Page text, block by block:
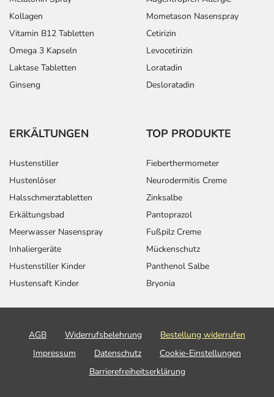
Kollagen
Vitamin B12 Tabletten
Omega 3 Kapseln
Laktase Tabletten
Ginseng
Mometason Nasenspray
Cetirizin
Levocetirizin
Loratadin
Desloratadin
ERKÄLTUNGEN
Hustenstiller
Hustenlöser
Halsschmerztabletten
Erkältungsbad
Meerwasser Nasenspray
Inhaliergeräte
Hustenstiller Kinder
Hustensaft Kinder
TOP PRODUKTE
Fieberthermometer
Neurodermitis Creme
Zinksalbe
Pantoprazol
Fußpilz Creme
Mückenschutz
Panthenol Salbe
Bryonia
AGB Widerrufsbelehrung
Bestellung widerrufen
Impressum
Datenschutz
Cookie-Einstellungen
Barrierefreiheitserklärung